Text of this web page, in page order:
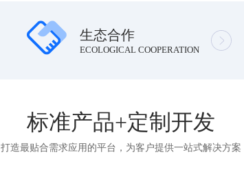
生态合作
ECOLOGICAL COOPERATION
标准产品+定制开发
打造最贴合需求应用的平台，为客户提供一站式解决方案